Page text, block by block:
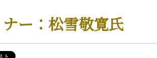
ー：松雪敬寛氏